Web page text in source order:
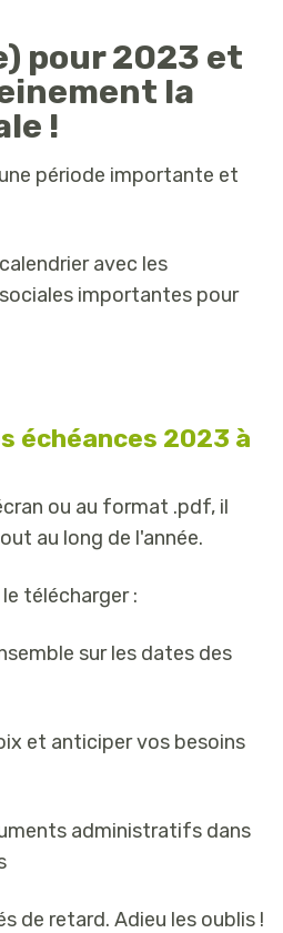
pour 2023 et
la
!
période importante et
avec les
importantes pour
échéances 2023 à
ou au format .pdf, il
au long de l'année.
télécharger :
sur les dates des
et anticiper vos besoins
administratifs dans
de retard. Adieu les oublis !